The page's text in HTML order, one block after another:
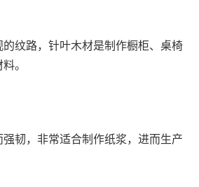
纹路，针叶木材是制作橱柜、桌椅
。
韧，非常适合制作纸浆，进而生产